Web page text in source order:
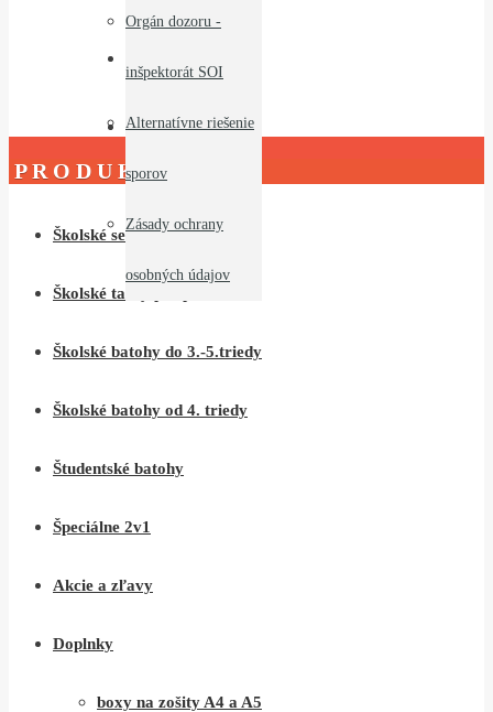
Orgán dozoru -
inšpektorát SOI
Alternatívne riešenie
sporov
Zásady ochrany
osobných údajov
Kontakty
P R O D U K T Y
Školské sety pre prvákov
Školské tašky pre prvákov
Školské batohy do 3.-5.triedy
Školské batohy od 4. triedy
Študentské batohy
Špeciálne 2v1
Akcie a zľavy
Doplnky
boxy na zošity A4 a A5